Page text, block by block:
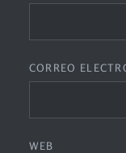
CORREO
WEB